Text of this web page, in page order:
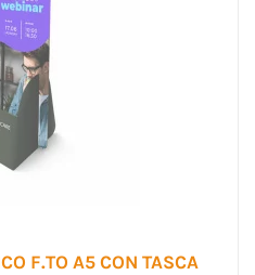
F.TO A5 CON TASCA